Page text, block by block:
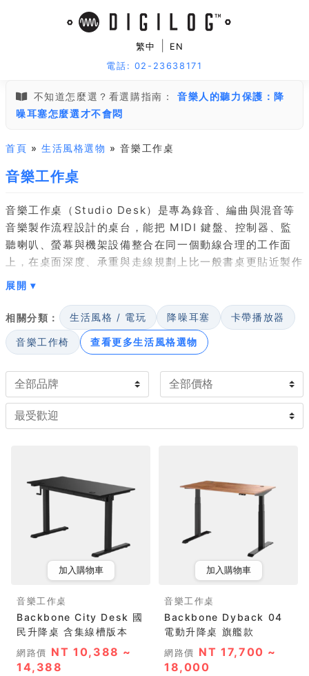
繁中
EN
電話: 02-23638171
不知道怎麼選？看選購指南：
音樂人的聽力保護：降
噪耳塞怎麼選才不會悶
首頁 »生活風格選物 » 音樂工作桌
音樂工作桌
音樂工作桌（Studio Desk）是專為錄音、編曲與混音等
音樂製作流程設計的桌台，能把 MIDI 鍵盤、控制器、監
聽喇叭、螢幕與機架設備整合在同一個動線合理的工作面
上，在桌面深度、承重與走線規劃上比一般書桌更貼近製作
需求。
選購時先估算設備量：常彈奏者優先看有無可滑出的鍵盤抽
屜，並確認高度容得下鍵盤；上層架能把監聽喇叭墊到耳朵
位置並擺放螢幕。硬體效果器或介面較多時，可挑帶機架空
間的款式統一收納，並留意桌面放不放得下雙螢幕、走線孔
能否分流電源與訊號線。小空間適合緊湊型，固定工作室則
可選多層架構。
相關分類： 生活風格 / 電玩 降噪耳塞 卡帶播放器
音樂工作椅 查看更多生活風格選物
加入購物車
音樂工作桌
Backbone City Desk 國
民升降桌 含集線槽版本
網路價 NT 10,388 ~
14,388
加入購物車
音樂工作桌
Backbone Dyback 04
電動升降桌 旗艦款
網路價 NT 17,700 ~
18,000